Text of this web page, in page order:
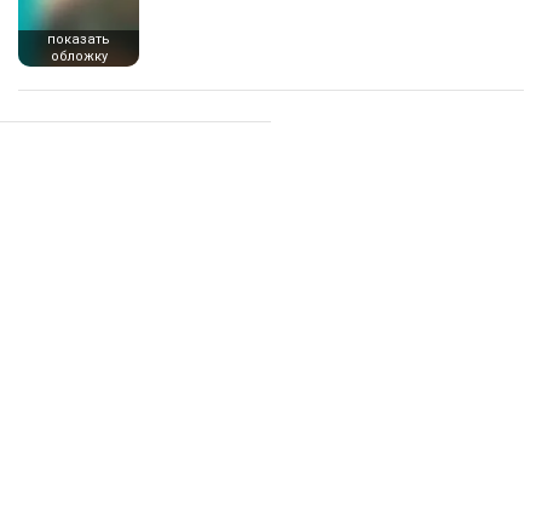
показать
обложку